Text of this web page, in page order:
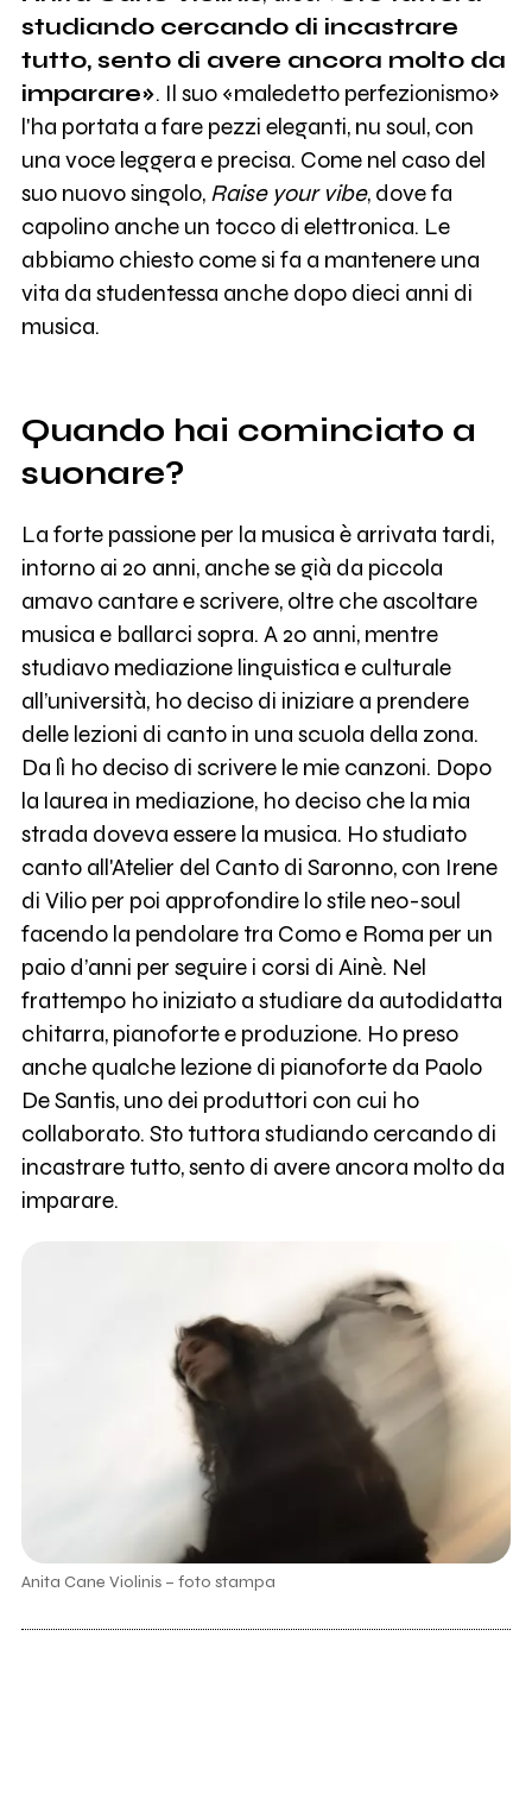
studiando cercando di incastrare
tutto, sento di avere ancora molto da
imparare». Il suo «maledetto perfezionismo»
l'ha portata a fare pezzi eleganti, nu soul, con
una voce leggera e precisa. Come nel caso del
suo nuovo singolo, Raise your vibe, dove fa
capolino anche un tocco di elettronica. Le
abbiamo chiesto come si fa a mantenere una
vita da studentessa anche dopo dieci anni di
musica.
Quando hai cominciato a
suonare?
La forte passione per la musica è arrivata tardi,
intorno ai 20 anni, anche se già da piccola
amavo cantare e scrivere, oltre che ascoltare
musica e ballarci sopra. A 20 anni, mentre
studiavo mediazione linguistica e culturale
all’università, ho deciso di iniziare a prendere
delle lezioni di canto in una scuola della zona.
Da lì ho deciso di scrivere le mie canzoni. Dopo
la laurea in mediazione, ho deciso che la mia
strada doveva essere la musica. Ho studiato
canto all'Atelier del Canto di Saronno, con Irene
di Vilio per poi approfondire lo stile neo-soul
facendo la pendolare tra Como e Roma per un
paio d’anni per seguire i corsi di Ainè. Nel
frattempo ho iniziato a studiare da autodidatta
chitarra, pianoforte e produzione. Ho preso
anche qualche lezione di pianoforte da Paolo
De Santis, uno dei produttori con cui ho
collaborato. Sto tuttora studiando cercando di
incastrare tutto, sento di avere ancora molto da
imparare.
Anita Cane Violinis – foto stampa